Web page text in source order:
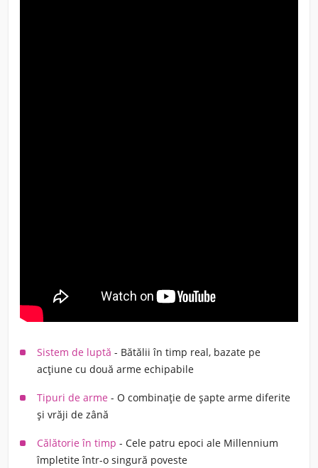
Sistem de luptă - Bătălii în timp real, bazate pe
acțiune cu două arme echipabile
Tipuri de arme - O combinație de șapte arme diferite
și vrăji de zână
Călătorie în timp - Cele patru epoci ale Millennium
împletite într-o singură poveste